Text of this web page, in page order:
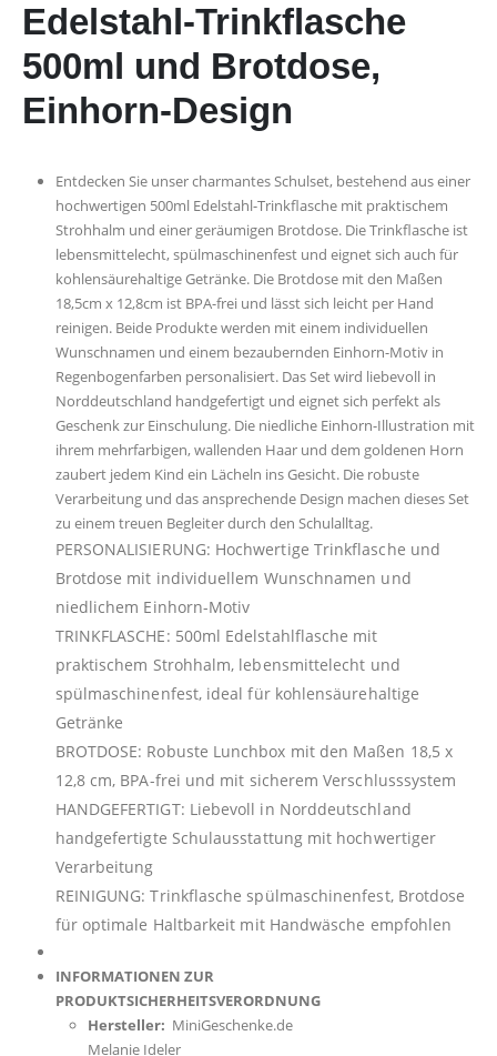
Edelstahl-Trinkflasche
500ml und Brotdose,
Einhorn-Design
Entdecken Sie unser charmantes Schulset, bestehend aus einer
hochwertigen 500ml Edelstahl-Trinkflasche mit praktischem
Strohhalm und einer geräumigen Brotdose. Die Trinkflasche ist
lebensmittelecht, spülmaschinenfest und eignet sich auch für
kohlensäurehaltige Getränke. Die Brotdose mit den Maßen
18,5cm x 12,8cm ist BPA-frei und lässt sich leicht per Hand
reinigen. Beide Produkte werden mit einem individuellen
Wunschnamen und einem bezaubernden Einhorn-Motiv in
Regenbogenfarben personalisiert. Das Set wird liebevoll in
Norddeutschland handgefertigt und eignet sich perfekt als
Geschenk zur Einschulung. Die niedliche Einhorn-Illustration mit
ihrem mehrfarbigen, wallenden Haar und dem goldenen Horn
zaubert jedem Kind ein Lächeln ins Gesicht. Die robuste
Verarbeitung und das ansprechende Design machen dieses Set
zu einem treuen Begleiter durch den Schulalltag.
PERSONALISIERUNG: Hochwertige Trinkflasche und
Brotdose mit individuellem Wunschnamen und
niedlichem Einhorn-Motiv
TRINKFLASCHE: 500ml Edelstahlflasche mit
praktischem Strohhalm, lebensmittelecht und
spülmaschinenfest, ideal für kohlensäurehaltige
Getränke
BROTDOSE: Robuste Lunchbox mit den Maßen 18,5 x
12,8 cm, BPA-frei und mit sicherem Verschlusssystem
HANDGEFERTIGT: Liebevoll in Norddeutschland
handgefertigte Schulausstattung mit hochwertiger
Verarbeitung
REINIGUNG: Trinkflasche spülmaschinenfest, Brotdose
für optimale Haltbarkeit mit Handwäsche empfohlen
INFORMATIONEN ZUR
PRODUKTSICHERHEITSVERORDNUNG
Hersteller: MiniGeschenke.de
Melanie Ideler